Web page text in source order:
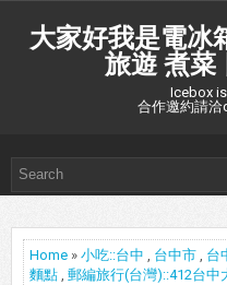
大家好我是電冰
旅遊 煮菜
Icebox
合作邀約請
Home » 小吃::台中 , 台中市 , 台
麵點 , 郵編旅行(台灣)::412台中